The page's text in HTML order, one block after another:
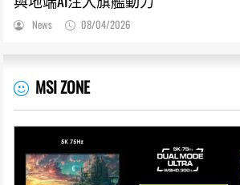
News 08/04/2026
MSI ZONE